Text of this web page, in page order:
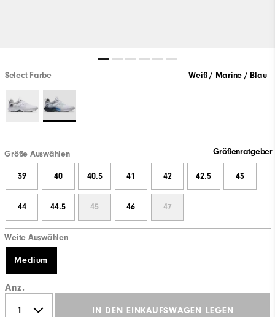
Select Farbe Weiß / Marine / Blau
Größe Auswählen Größenratgeber
39 40 40.5 41 42 42.5 43
44 44.5 45 46 47
Weite Auswählen
Medium
Anz.
IN DEN EINKAUFSWAGEN LEGEN